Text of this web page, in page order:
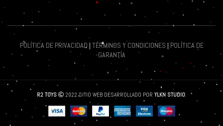
POLÍTICA DE PRIVACIDAD | TÉRMINOS Y CONDICIONES | POLÍTICA DE
GARANTÍA
R2 TOYS 2022 SITIO WEB DESARROLLADO POR YLKN STUDIO.